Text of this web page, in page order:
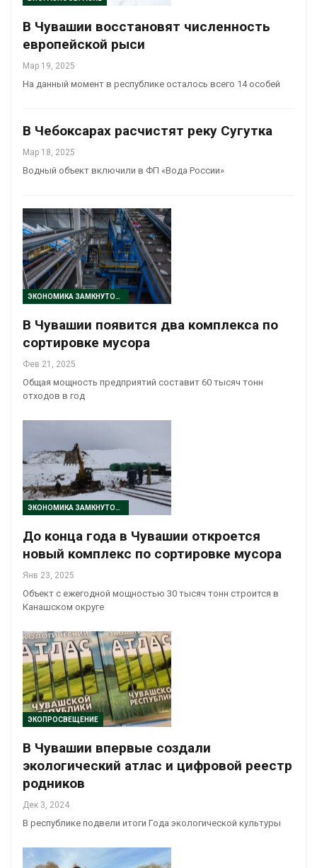
В Чувашии восстановят численность
европейской рыси
Мар 19, 2025
На данный момент в республике осталось всего 14 особей
В Чебоксарах расчистят реку Сугутка
Мар 18, 2025
Водный объект включили в ФП «Вода России»
ЭКОНОМИКА ЗАМКНУТОГО ЦИКЛА
В Чувашии появится два комплекса по
сортировке мусора
Фев 21, 2025
Общая мощность предприятий составит 60 тысяч тонн
отходов в год
ЭКОНОМИКА ЗАМКНУТОГО ЦИКЛА
До конца года в Чувашии откроется
новый комплекс по сортировке мусора
Янв 23, 2025
Объект с ежегодной мощностью 30 тысяч тонн строится в
Канашском округе
ЭКОПРОСВЕЩЕНИЕ
В Чувашии впервые создали
экологический атлас и цифровой реестр
родников
Дек 3, 2024
В республике подвели итоги Года экологической культуры